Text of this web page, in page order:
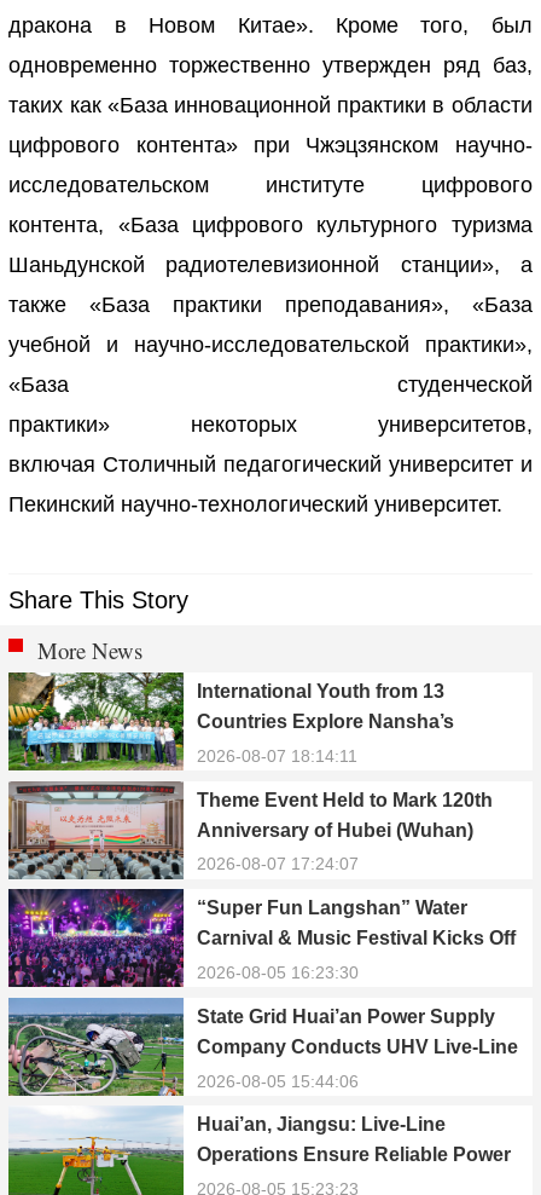
дракона в Новом Китае». Кроме того, был
одновременно торжественно утвержден ряд баз,
таких как «База инновационной практики в области
цифрового контента» при Чжэцзянском научно-
исследовательском институте цифрового
контента, «База цифрового культурного туризма
Шаньдунской радиотелевизионной станции», а
также «База практики преподавания», «База
учебной и научно-исследовательской практики»,
«База студенческой
практики» некоторых университетов,
включая Столичный педагогический университет и
Пекинский научно-технологический университет.
Share This Story
More News
International Youth from 13
Countries Explore Nansha’s
Technology, Heritage, and Rural
2026-08-07 18:14:11
Theme Event Held to Mark 120th
Anniversary of Hubei (Wuhan)
Public Electric Utility
2026-08-07 17:24:07
“Super Fun Langshan” Water
Carnival & Music Festival Kicks Off
in Xinning, Hunan
2026-08-05 16:23:30
State Grid Huai’an Power Supply
Company Conducts UHV Live-Line
Maintenance to Safeguard Reliable
Season
2026-08-05 15:44:06
Huai’an, Jiangsu: Live-Line
Operations Ensure Reliable Power
Supply Amid Heatwave
2026-08-05 15:23:23